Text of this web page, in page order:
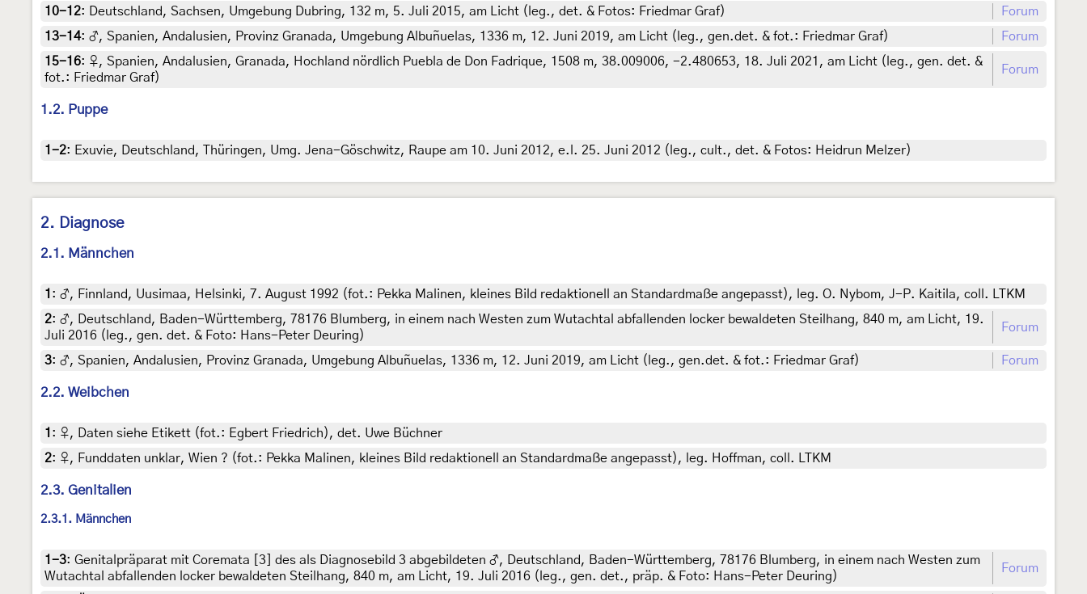
10-12: Deutschland, Sachsen, Umgebung Dubring, 132 m, 5. Juli 2015, am Licht (leg., det. & Fotos: Friedmar Graf)
Forum
13-14: ♂, Spanien, Andalusien, Provinz Granada, Umgebung Albuñuelas, 1336 m, 12. Juni 2019, am Licht (leg., gen.det. & fot.: Friedmar Graf)
Forum
15-16: ♀, Spanien, Andalusien, Granada, Hochland nördlich Puebla de Don Fadrique, 1508 m, 38.009006, -2.480653, 18. Juli 2021, am Licht (leg., gen. det. &
fot.: Friedmar Graf)
Forum
1.2. Puppe
1-2: Exuvie, Deutschland, Thüringen, Umg. Jena-Göschwitz, Raupe am 10. Juni 2012, e.l. 25. Juni 2012 (leg., cult., det. & Fotos: Heidrun Melzer)
2. Diagnose
2.1. Männchen
1 : ♂, Finnland, Uusimaa, Helsinki, 7. August 1992 (fot.: Pekka Malinen, kleines Bild redaktionell an Standardmaße angepasst), leg. O. Nybom, J-P. Kaitila, coll. LTKM
2: ♂, Deutschland, Baden-Württemberg, 78176 Blumberg, in einem nach Westen zum Wutachtal abfallenden locker bewaldeten Steilhang, 840 m, am Licht, 19.
Juli 2016 (leg., gen. det. & Foto: Hans-Peter Deuring)
Forum
3: ♂, Spanien, Andalusien, Provinz Granada, Umgebung Albuñuelas, 1336 m, 12. Juni 2019, am Licht (leg., gen.det. & fot.: Friedmar Graf) Forum
2.2. Weibchen
1 : ♀, Daten siehe Etikett (fot.: Egbert Friedrich), det. Uwe Büchner
2: ♀, Funddaten unklar, Wien ? (fot.: Pekka Malinen, kleines Bild redaktionell an Standardmaße angepasst), leg. Hoffman, coll. LTKM
2.3. Genitalien
2.3.1. Männchen
1-3: Genitalpräparat mit Coremata [3] des als Diagnosebild 3 abgebildeten ♂, Deutschland, Baden-Württemberg, 78176 Blumberg, in einem nach Westen zum
Wutachtal abfallenden locker bewaldeten Steilhang, 840 m, am Licht, 19. Juli 2016 (leg., gen. det., präp. & Foto: Hans-Peter Deuring)
Forum